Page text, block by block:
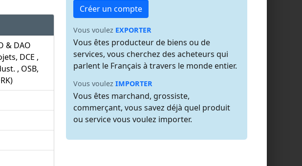
& DAO
DCE ,
, OSB,
Créer un compte
Vous voulez EXPORTER
Vous êtes producteur de biens ou de
services, vous cherchez des acheteurs qui
parlent le Français à travers le monde entier.
Vous voulez IMPORTER
Vous êtes marchand, grossiste,
commerçant, vous savez déjà quel produit
ou service vous voulez importer.